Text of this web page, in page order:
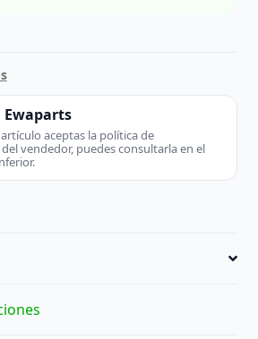
Ewaparts
aceptas la política de
vendedor, puedes consultarla en el